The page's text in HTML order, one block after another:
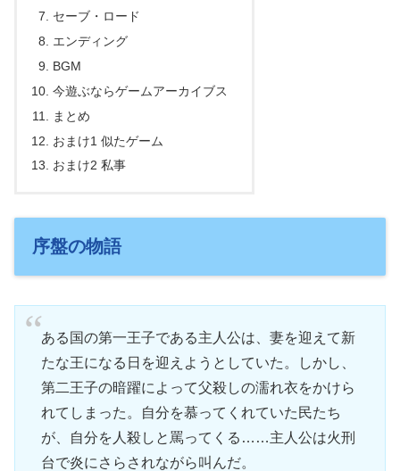
セーブ・ロード
エンディング
BGM
今遊ぶならゲームアーカイブス
まとめ
おまけ1 似たゲーム
おまけ2 私事
序盤の物語
ある国の第一王子である主人公は、妻を迎えて新
たな王になる日を迎えようとしていた。しかし、
第二王子の暗躍によって父殺しの濡れ衣をかけら
れてしまった。自分を慕ってくれていた民たち
が、自分を人殺しと罵ってくる……主人公は火刑
台で炎にさらされながら叫んだ。